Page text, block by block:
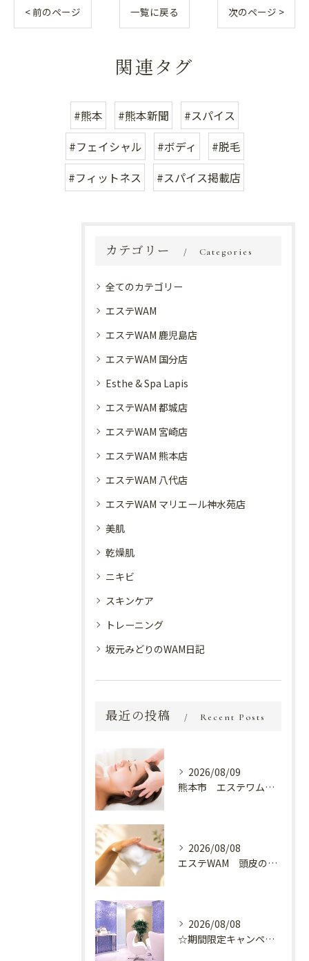
< 前のページ 一覧に戻る 次のページ >
関連タグ
#熊本 #熊本新聞
#スパイス
#フェイシャル
#ボディ
#脱毛
#フィットネス
#スパイス掲載店
カテゴリー Categories
全てのカテゴリー
エステWAM
エステWAM 鹿児島店
エステWAM 国分店
Esthe & Spa Lapis
エステWAM 都城店
エステWAM 宮崎店
エステWAM 熊本店
エステWAM 八代店
エステWAM マリエール神水苑店
美肌
乾燥肌
ニキビ
スキンケア
トレーニング
坂元みどりのWAM日記
最近の投稿 Recent Posts
2026/08/09
熊本市 エステワム熊本店 癒しのクールヘッドマッサージ♬
2026/08/08
エステWAM 頭皮の健康
2026/08/08
☆期間限定キャンペーン開催中☆